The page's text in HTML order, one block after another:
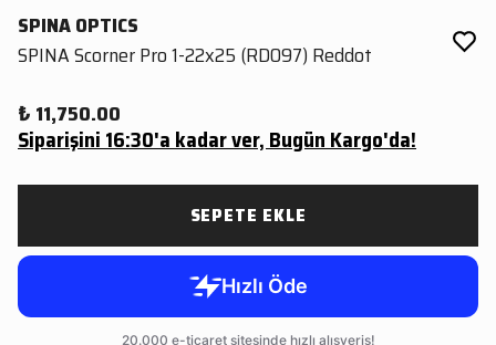
SPINA OPTICS
SPINA Scorner Pro 1-22x25 (RD097) Reddot
₺ 11,750.00
Siparişini 16:30'a kadar ver, Bugün Kargo'da!
SEPETE EKLE